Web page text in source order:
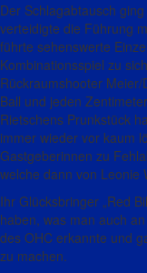
Der Schlagabtausch
verteidigte die Führung
führte sehenswerte
Kombinationsspiel zu
Rückraumshooter
Ball und jeden
Rietschens Prunkstück
immer wieder vor kaum
Gastgeberinnen zu
welche dann von Leonie
Ihr Glücksbringer „Red
haben, was man auch
des OHC erkannte und
zu machen.